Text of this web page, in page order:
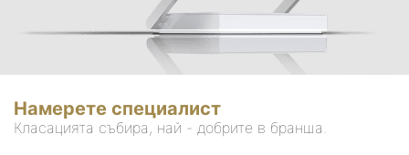
Намерете специалист
Класацията събира, най - добрите в бранша.